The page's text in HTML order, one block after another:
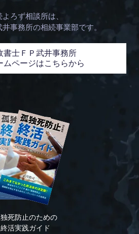
ろず相談所は、
事務所の相続事業部です。
書士ＦＰ武井事務所
ムページはこちらから
死防止のための
終活実践ガイド